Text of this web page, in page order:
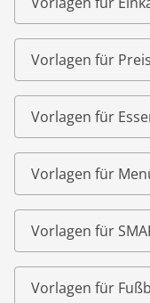
Vorlagen für
Vorlagen für
Vorlagen für
Vorlagen für
Vorlagen für